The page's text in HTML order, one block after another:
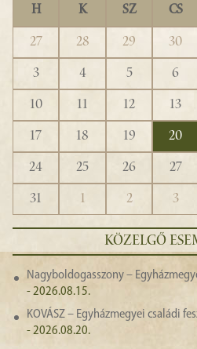
H K SZ CS
27 28 29 30
3
4 5 6
10
11 12 13
17
18 19 20
24
25 26 27
31
1 2 3
KÖZELGŐ
Nagyboldogasszony –
- 2026.08.15.
KOVÁSZ – Egyházmegyei családi
- 2026.08.20.